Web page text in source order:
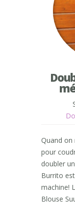
Quand on
pour
doubler
Burrito
machine!
Blouse